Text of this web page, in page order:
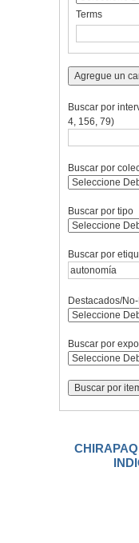
por
específico":
1
Terms
Agregue un
Buscar por
4, 156, 79)
Buscar por
Buscar por tipo
Buscar por
Destacados/
Buscar por